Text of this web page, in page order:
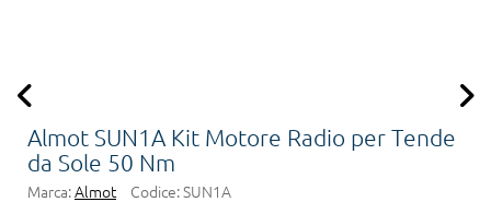
Almot SUN1A Kit Motore Radio per Tende
da Sole 50 Nm
Marca:Almot Codice:SUN1A